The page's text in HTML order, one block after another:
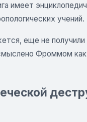
имеет
учений.
еще не получили
Фроммом